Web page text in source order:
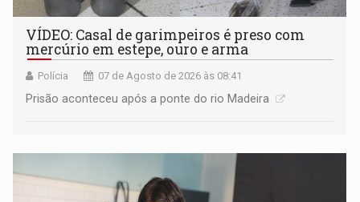
VÍDEO: Casal de garimpeiros é preso com
mercúrio em estepe, ouro e arma
Polícia 07 de Agosto de 2026 às 08:41
Prisão aconteceu após a ponte do rio Madeira